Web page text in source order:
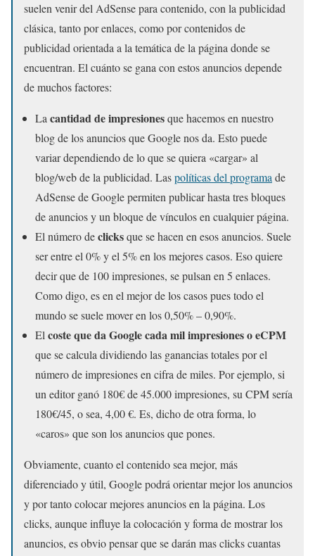
suelen venir del AdSense para contenido, con la publicidad
clásica, tanto por enlaces, como por contenidos de
publicidad orientada a la temática de la página donde se
encuentran. El cuánto se gana con estos anuncios depende
de muchos factores:
La cantidad de impresionesque hacemos en nuestro
blog de los anuncios que Google nos da. Esto puede
variar dependiendo de lo que se quiera «cargar» al
blog/web de la publicidad. Laspolíticas del programa de
AdSense de Google permiten publicar hasta tres bloques
de anuncios y un bloque de vínculos en cualquier página.
El número declicksque se hacen en esos anuncios. Suele
ser entre el 0% y el 5% en los mejores casos. Eso quiere
decir que de 100 impresiones, se pulsan en 5 enlaces.
Como digo, es en el mejor de los casos pues todo el
mundo se suele mover en los 0,50% – 0,90%.
El coste que da Google cada mil impresiones o eCPM
que se calcula dividiendo las ganancias totales por el
número de impresiones en cifra de miles. Por ejemplo, si
un editor ganó 180€ de 45.000 impresiones, su CPM sería
180€/45, o sea, 4,00 €. Es, dicho de otra forma, lo
«caros» que son los anuncios que pones.
Obviamente, cuanto el contenido sea mejor, más
diferenciado y útil, Google podrá orientar mejor los anuncios
y por tanto colocar mejores anuncios en la página. Los
clicks, aunque influye la colocación y forma de mostrar los
anuncios, es obvio pensar que se darán mas clicks cuantas